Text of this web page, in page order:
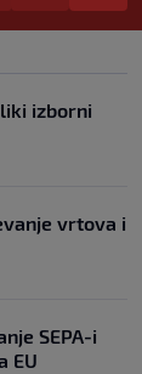
kao
izborni
vrtova i
SEPA-i
EU